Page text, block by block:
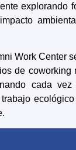
explorando
Work Center
de coworking
cada vez